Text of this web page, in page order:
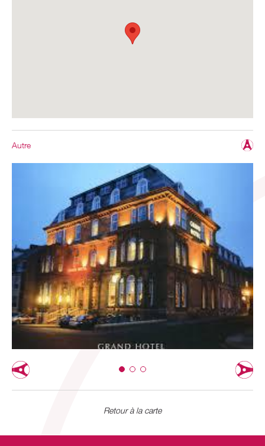
Autre
Retour à la carte